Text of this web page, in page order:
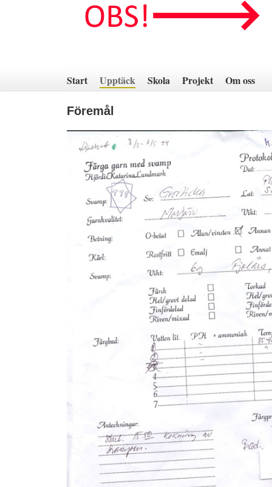
innehåll
Start Upptäck Skola Projekt Om oss
Föremål